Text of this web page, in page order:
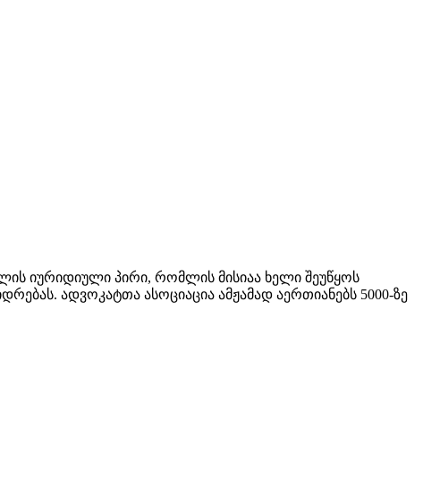
იურიდიული პირი, რომლის მისიაა ხელი შეუწყოს
ადვოკატთა ასოციაცია ამჟამად აერთიანებს 5000-ზე